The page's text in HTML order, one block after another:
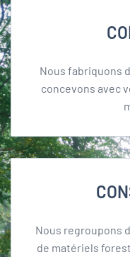
Nous fabriquons
concevons avec
Nous regroupons
de matériels